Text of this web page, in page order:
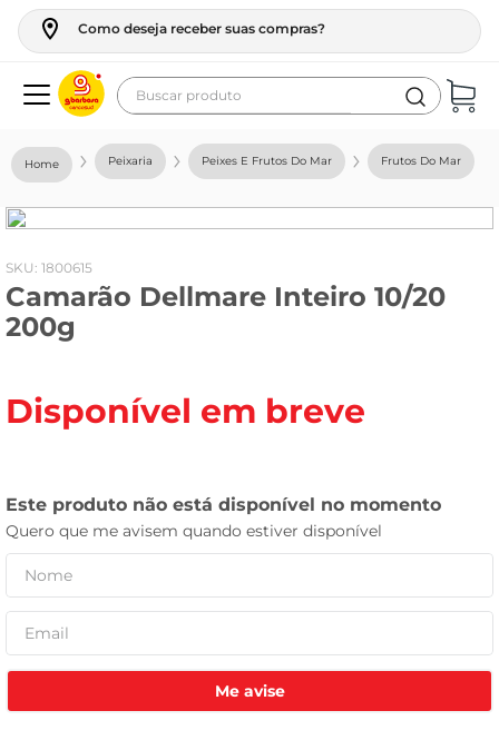
Como deseja receber suas compras?
Buscar produto
Peixaria Peixes E Frutos Do Mar Frutos Do Mar
: 1800615
Camarão Dellmare Inteiro 10/20
200g
Disponível em breve
Me avise
geladeira
fogao
café
cerveja
vinho
leite pó